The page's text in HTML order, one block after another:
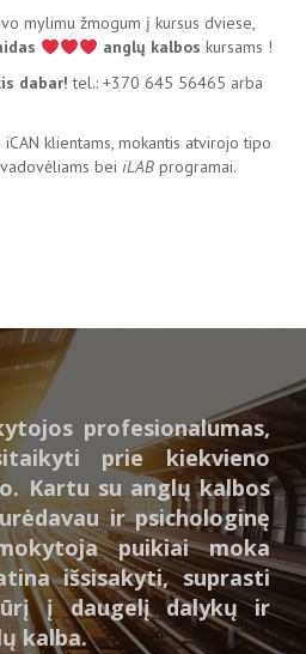
mylimu žmogum į kursus dviese,
anglų kalbos kursams !
dabar! tel.: +370 645 56465 arba
klientams, mokantis atvirojo tipo
bei iLAB programai.
profesionalumas,
prie kiekvieno
Kartu su anglų kalbos
ir psichologinę
puikiai moka
išsisakyti, suprasti
į daugelį dalykų ir
kalba.